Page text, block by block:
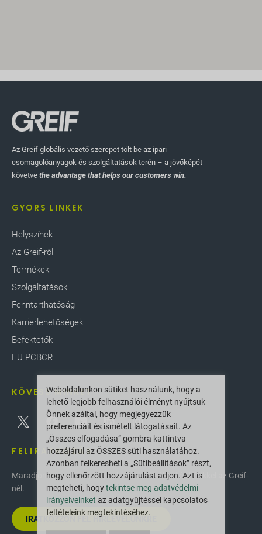
Az Greif globális vezető szerepet tölt be az ipari
csomagolóanyagok és szolgáltatások terén – a jövőképét
követve the advantage that helps our customers win.
GYORS LINKEK
Helyszínek
Az Greif-ről
Termékek
Szolgáltatások
Fenntarthatóság
Karrierlehetőségek
Befektetők
EU PCBCR
KÖVESS MINKET
FELIRATKOZÁS
Maradjon naprakész a legújabb innovációkkal és hírekkel az Greif-
nél.
IRATKOZZON FEL HÍRLEVELÜNKRE
Weboldalunkon sütiket használunk, hogy a
lehető legjobb felhasználói élményt nyújtsuk
Önnek azáltal, hogy megjegyezzük
preferenciáit és ismételt látogatásait. Az
„Összes elfogadása” gombra kattintva
hozzájárul az ÖSSZES süti használatához.
Azonban felkeresheti a „Sütibeállítások” részt,
hogy ellenőrzött hozzájárulást adjon. Azt is
megteheti, hogytekintse meg adatvédelmi
irányelveinket az adatgyűjtéssel kapcsolatos
feltételeink megtekintéséhez.